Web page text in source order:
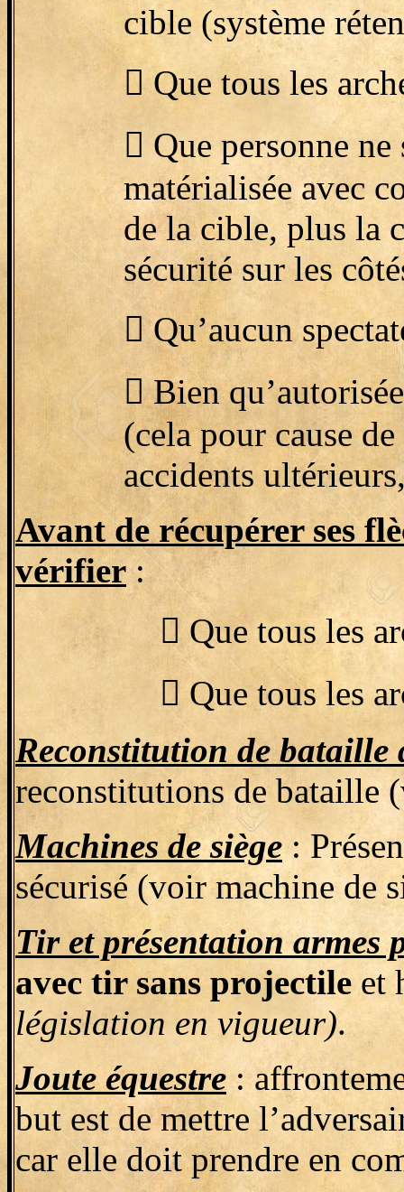
cible (système
 Que tous les
 Que personne
matérialisée avec
de la cible, plus la
sécurité sur les
 Qu’aucun
 Bien
(cela pour cause
accidents
Avant de récupérer ses
vérifier:
 Que tous les
 Que tous les
Reconstitution de bataille
reconstitutions de bataille
Machines de siège:
sécurisé (voir machine de
Tir et présentation armes
avec tir sans projectile et
législation en vigueur).
Joute équestre:
but est de mettre
car elle doit prendre en